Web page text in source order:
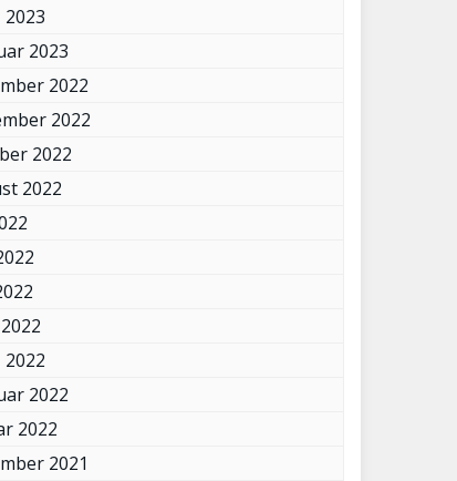
2023
2022
2022
2022
2022
2022
2022
2021